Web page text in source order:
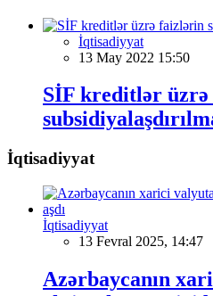
İqtisadiyyat
13 May 2022 15:50
SİF kreditlər
İqtisadiyyat
İqtisadiyyat
13 Fevral 2025, 14:47
Azərbaycanın